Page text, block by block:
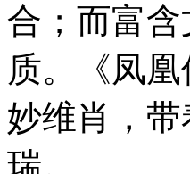
合；而富
质。
《凤凰
妙维肖， 带
瑞。